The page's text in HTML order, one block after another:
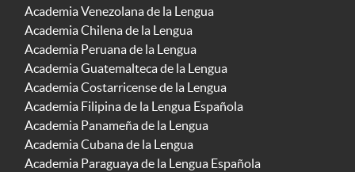
Academia Venezolana de la Lengua
Academia Chilena de la Lengua
Academia Peruana de la Lengua
Academia Guatemalteca de la Lengua
Academia Costarricense de la Lengua
Academia Filipina de la Lengua Española
Academia Panameña de la Lengua
Academia Cubana de la Lengua
Academia Paraguaya de la Lengua Española